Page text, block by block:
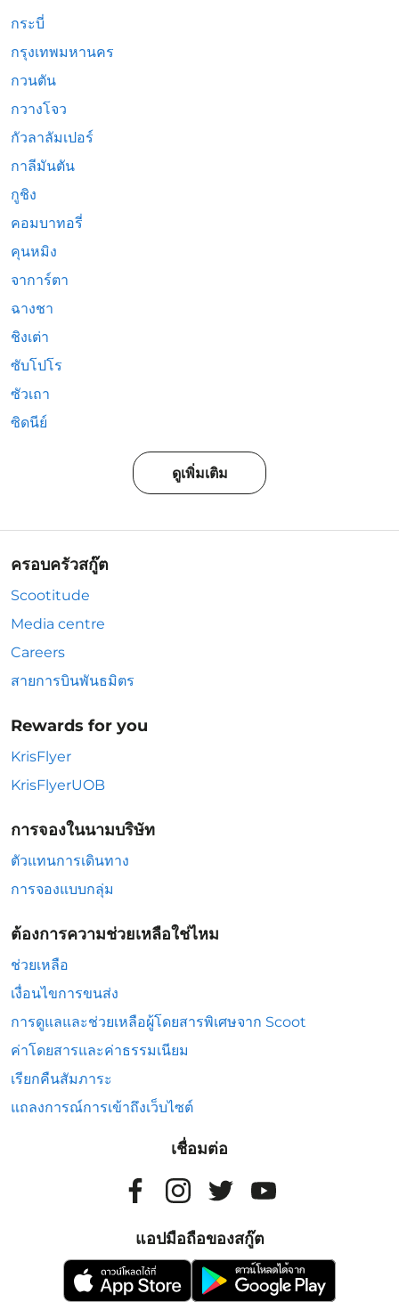
กระบี่
กรุงเทพมหานคร
กวนตัน
กวางโจว
กัวลาลัมเปอร์
กาลีมันตัน
กูชิง
คอมบาทอรี่
คุนหมิง
จาการ์ตา
ฉางชา
ชิงเต่า
ซับโปโร
ซัวเถา
ซิดนีย์
ดูเพิ่มเติม
ครอบครัวสกู๊ต
Scootitude
Media centre
Careers
สายการบินพันธมิตร
Rewards for you
KrisFlyer
KrisFlyerUOB
การจองในนามบริษัท
ตัวแทนการเดินทาง
การจองแบบกลุ่ม
ต้องการความช่วยเหลือใช่ไหม
ช่วยเหลือ
เงื่อนไขการขนส่ง
การดูแลและช่วยเหลือผู้โดยสารพิเศษจาก Scoot
ค่าโดยสารและค่าธรรมเนียม
เรียกคืนสัมภาระ
แถลงการณ์การเข้าถึงเว็บไซต์
เชื่อมต่อ
แอปมือถือของสกู๊ต